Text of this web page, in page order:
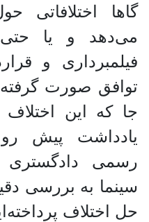
گاها اختلافاتی
می‌دهد و یا
فیلمبرداری و
توافق صورت
جا که این
یادداشت پیش
رسمی
سینما به بررسی
حل اختلاف